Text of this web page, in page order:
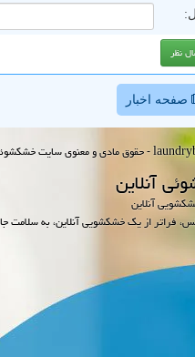
صفحه اخبار
آنلاین
آنلاین
فراتر از یک خشکشویی آنلاین، به